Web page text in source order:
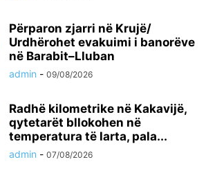
Përparon zjarri në Krujë/
Urdhërohet evakuimi i banorëve
në Barabit–Lluban
admin - 09/08/2026
Radhë kilometrike në Kakavijë,
qytetarët bllokohen në
temperatura të larta, pala...
admin - 07/08/2026